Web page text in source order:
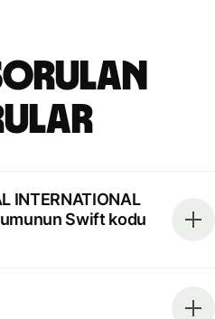
INTERNATIONAL
Swift kodu